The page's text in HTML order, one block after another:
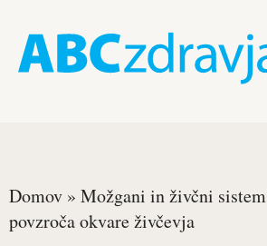
Domov » Možgani in živčni sistem
povzroča okvare živčevja